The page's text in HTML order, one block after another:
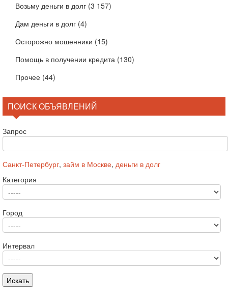
Возьму деньги в долг (3 157)
Дам деньги в долг (4)
Осторожно мошенники (15)
Помощь в получении кредита (130)
Прочее (44)
ПОИСК ОБЪЯВЛЕНИЙ
Запрос
Санкт-Петербург, займ в Москве, деньги в долг
Категория
Город
Интервал